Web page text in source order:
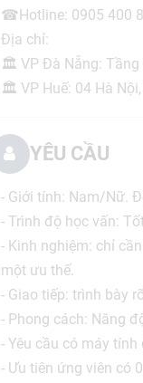
☎Hotline: 0905 400
Địa chỉ:
🏛 VP Đà Nẵng: Tầng
🏛 VP Huế: 04 Hà Nội,
YÊU CẦU
- Giới tính: Nam/Nữ.
- Trình độ học vấn:
- Kinh nghiệm: chỉ
một ưu thế.
- Giao tiếp: trình bày
- Phong cách: Năng
- Yêu cầu có máy tính
- Ưu tiên ứng viên có